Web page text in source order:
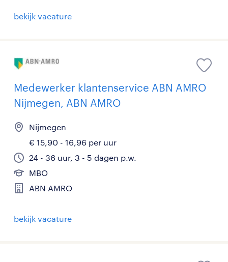
bekijk vacature
Medewerker klantenservice ABN AMRO
Nijmegen, ABN AMRO
Nijmegen
€ 15,90 - 16,96 per uur
24 - 36 uur, 3 - 5 dagen p.w.
MBO
ABN AMRO
bekijk vacature